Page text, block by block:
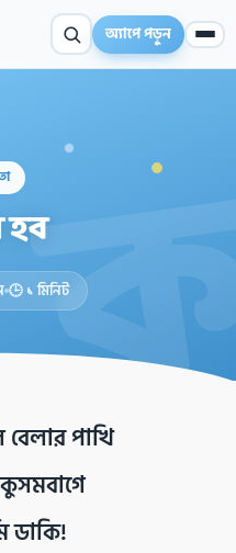
অ্যাপে পড়ুন
🕒 ১ মিনিট
পাখি